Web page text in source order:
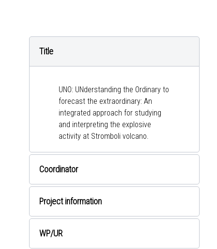
Title
UNO: UNderstanding the Ordinary to
forecast the extraordinary: An
integrated approach for studying
and interpreting the explosive
activity at Stromboli volcano.
Coordinator
Project information
WP/UR